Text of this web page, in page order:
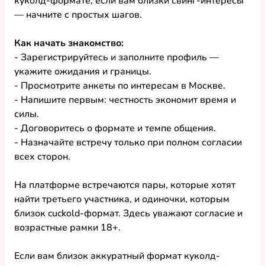
— начните с простых шагов.
Как начать знакомство:
- Зарегистрируйтесь и заполните профиль —
укажите ожидания и границы.
- Просмотрите анкеты по интересам в Москве.
- Напишите первым: честность экономит время и
силы.
- Договоритесь о формате и темпе общения.
- Назначайте встречу только при полном согласии
всех сторон.
На платформе встречаются пары, которые хотят
найти третьего участника, и одиночки, которым
близок cuckold-формат. Здесь уважают согласие и
возрастные рамки 18+.
Если вам близок аккуратный формат куколд-